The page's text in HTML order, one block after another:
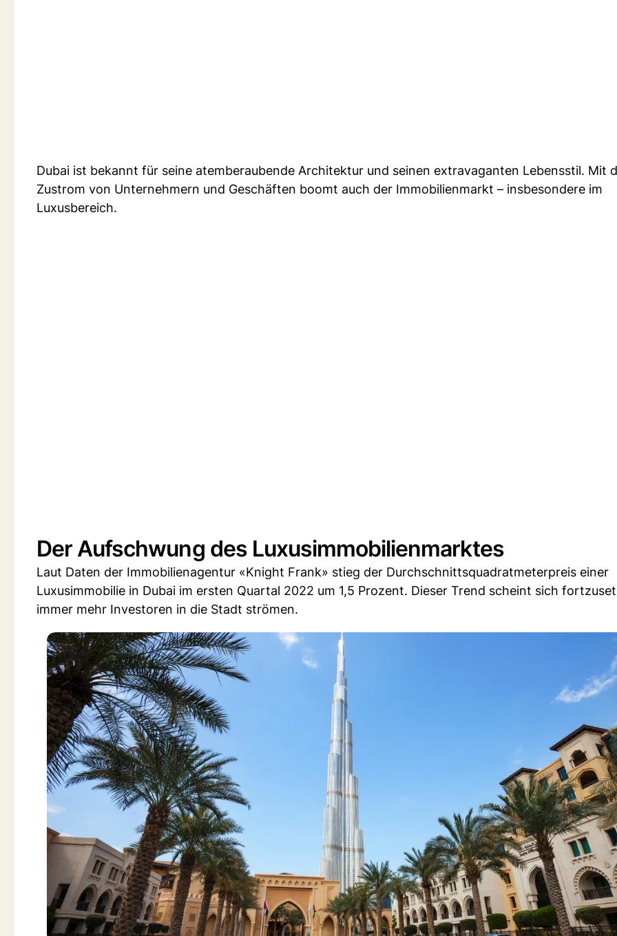
Dubai ist bekannt für seine atemberaubende Architektur und seinen extravaganten Lebensstil. Mit
Zustrom von Unternehmern und Geschäften boomt auch der Immobilienmarkt – insbesondere im
Luxusbereich.
Der Aufschwung des Luxusimmobilienmarktes
Laut Daten der Immobilienagentur «Knight Frank» stieg der Durchschnittsquadratmeterpreis einer
Luxusimmobilie in Dubai im ersten Quartal 2022 um 1,5 Prozent. Dieser Trend scheint sich
immer mehr Investoren in die Stadt strömen.